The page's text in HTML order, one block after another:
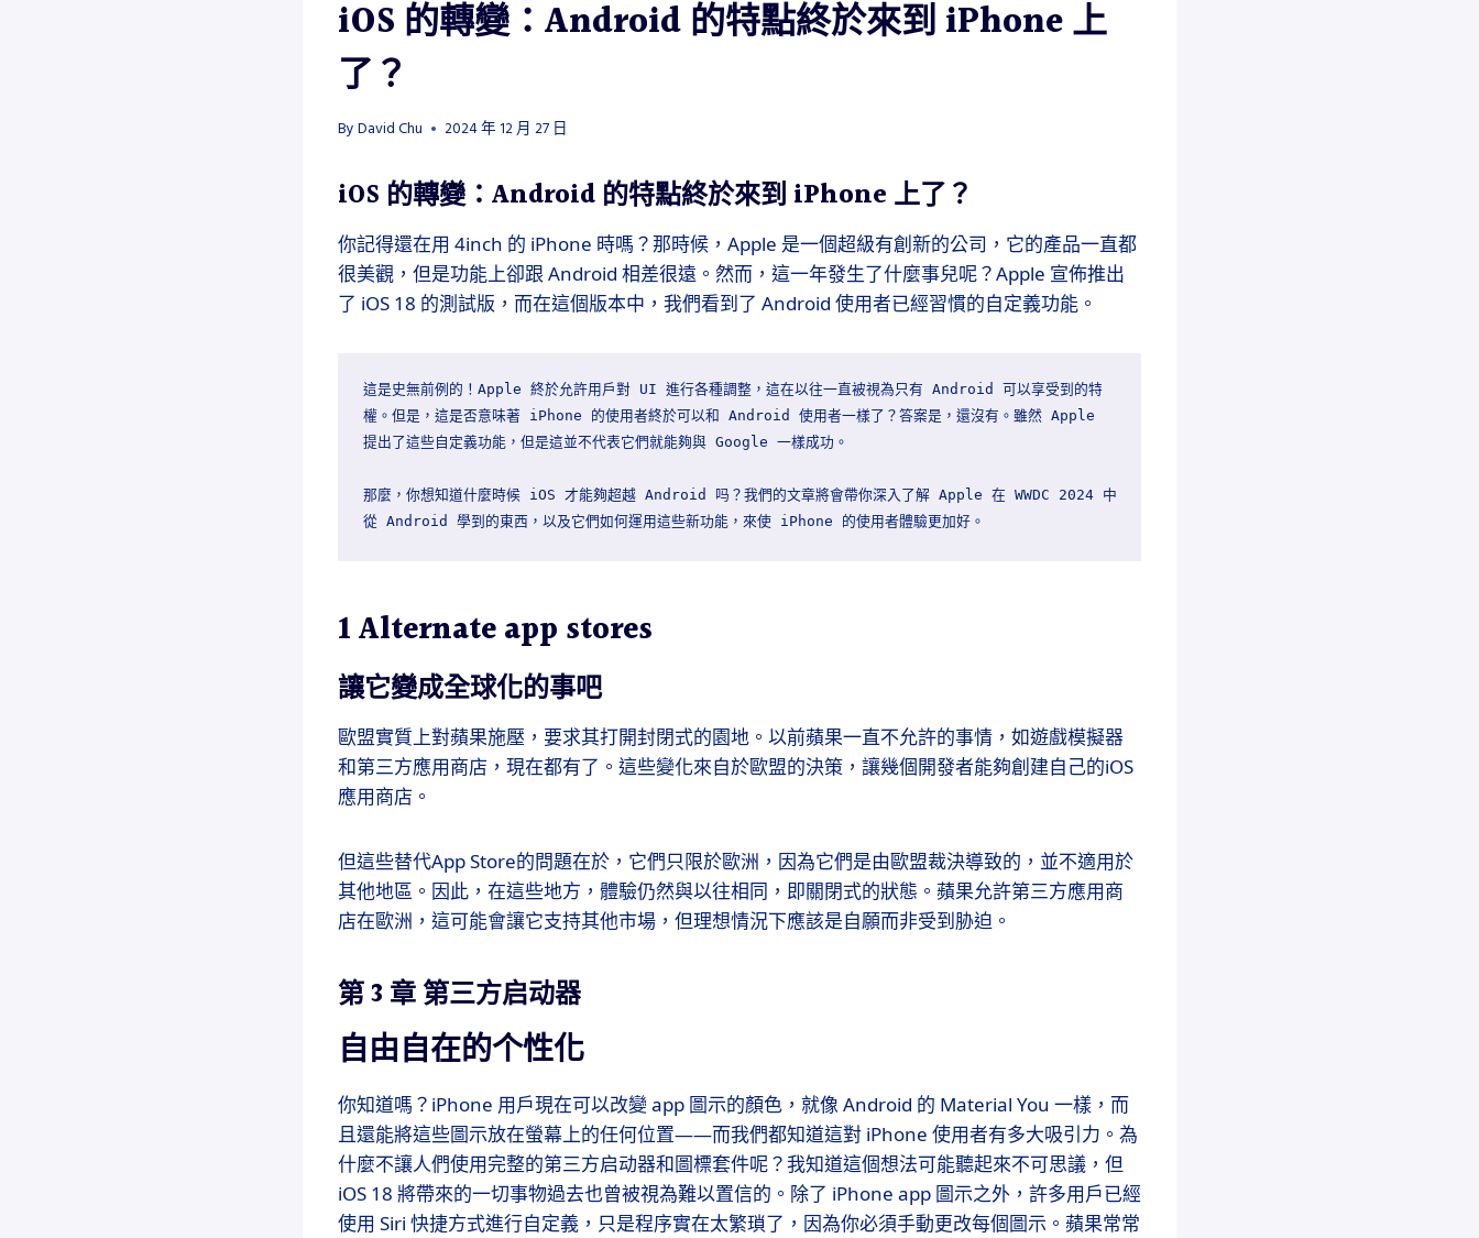
iOS 的轉變：Android 的特點終於來到 iPhone 上
了？
By David Chu 2024 年 12 月 27 日
iOS 的轉變：Android 的特點終於來到 iPhone 上了？
你記得還在用 4inch 的 iPhone 時嗎？那時候，Apple 是一個超級有創新的公司，它的產品一直都
很美觀，但是功能上卻跟 Android 相差很遠。然而，這一年發生了什麼事兒呢？Apple 宣佈推出
了 iOS 18 的測試版，而在這個版本中，我們看到了 Android 使用者已經習慣的自定義功能。
這是史無前例的！Apple 終於允許用戶對 UI 進行各種調整，這在以往一直被視為只有 Android 可以享受到的特
權。但是，這是否意味著 iPhone 的使用者終於可以和 Android 使用者一樣了？答案是，還沒有。雖然 Apple
提出了這些自定義功能，但是這並不代表它們就能夠與 Google 一樣成功。
那麼，你想知道什麼時候 iOS 才能夠超越 Android 吗？我們的文章將會帶你深入了解 Apple 在 WWDC 2024 中
1 Alternate app stores
讓它變成全球化的事吧
歐盟實質上對蘋果施壓，要求其打開封閉式的園地。以前蘋果一直不允許的事情，如遊戲模擬器
和第三方應用商店，現在都有了。這些變化來自於歐盟的決策，讓幾個開發者能夠創建自己的iOS
應用商店。
但這些替代App Store的問題在於，它們只限於歐洲，因為它們是由歐盟裁決導致的，並不適用於
其他地區。因此，在這些地方，體驗仍然與以往相同，即關閉式的狀態。蘋果允許第三方應用商
店在歐洲，這可能會讓它支持其他市場，但理想情況下應該是自願而非受到胁迫。
第 3 章 第三方启动器
自由自在的个性化
你知道嗎？iPhone 用戶現在可以改變 app 圖示的顏色，就像 Android 的 Material You 一樣，而
且還能將這些圖示放在螢幕上的任何位置——而我們都知道這對 iPhone 使用者有多大吸引力。為
什麼不讓人們使用完整的第三方启动器和圖標套件呢？我知道這個想法可能聽起來不可思議，但
iOS 18 將帶來的一切事物過去也曾被視為難以置信的。除了 iPhone app 圖示之外，許多用戶已經
使用 Siri 快捷方式進行自定義，只是程序實在太繁瑣了，因為你必須手動更改每個圖示。蘋果常常